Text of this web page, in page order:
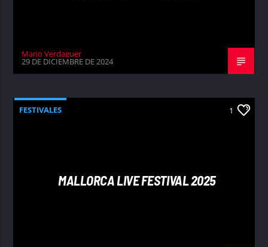
Mario Verdaguer
29 DE DICIEMBRE DE 2024
FESTIVALES 1
MALLORCA LIVE FESTIVAL 2025